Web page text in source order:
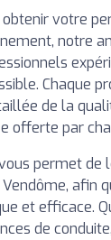
votre
notre
Chaque
de la
offerte par
permet
afin
et efficace.
de